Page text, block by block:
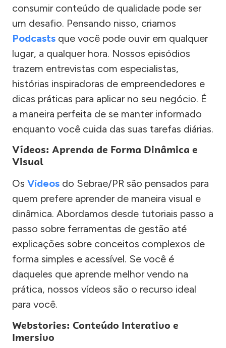
consumir conteúdo de qualidade pode ser
um desafio. Pensando nisso, criamos
Podcasts que você pode ouvir em qualquer
lugar, a qualquer hora. Nossos episódios
trazem entrevistas com especialistas,
histórias inspiradoras de empreendedores e
dicas práticas para aplicar no seu negócio. É
a maneira perfeita de se manter informado
enquanto você cuida das suas tarefas diárias.
Vídeos: Aprenda de Forma Dinâmica e
Visual
Os Vídeos do Sebrae/PR são pensados para
quem prefere aprender de maneira visual e
dinâmica. Abordamos desde tutoriais passo a
passo sobre ferramentas de gestão até
explicações sobre conceitos complexos de
forma simples e acessível. Se você é
daqueles que aprende melhor vendo na
prática, nossos vídeos são o recurso ideal
para você.
Webstories: Conteúdo Interativo e
Imersivo